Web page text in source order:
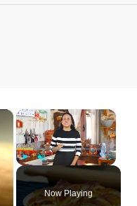
×
Play Unmute Fullscreen
Now Playing
×